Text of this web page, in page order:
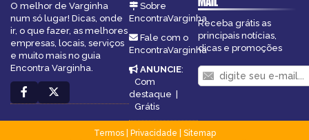
O melhor de Varginha
num só lugar! Dicas, onde
ir, o que fazer, as melhores
empresas, locais, serviços
e muito mais no guia
Encontra Varginha.
Sobre
EncontraVarginha
Fale com o
EncontraVarginha
ANUNCIE:
Com
destaque |
Grátis
Receba grátis as
principais notícias,
dicas e promoções
Termos| Privacidade
Sitemap